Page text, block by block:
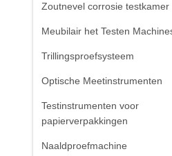
Zoutnevel corrosie testkamer
Meubilair het Testen
Trillingsproefsysteem
Optische Meetinstrumenten
Testinstrumenten voor
papierverpakkingen
Naaldproefmachine